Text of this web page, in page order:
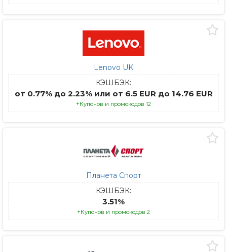
Lenovo UK
КЭШБЭК:
от 0.77% до 2.23% или от 6.5 EUR до 14.76 EUR
+Купонов и промокодов 12
Планета Спорт
КЭШБЭК:
3.51%
+Купонов и промокодов 2